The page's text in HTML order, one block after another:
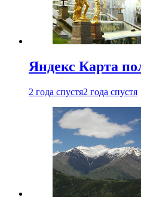
Яндекс Карта
2 года спустя2 года спустя